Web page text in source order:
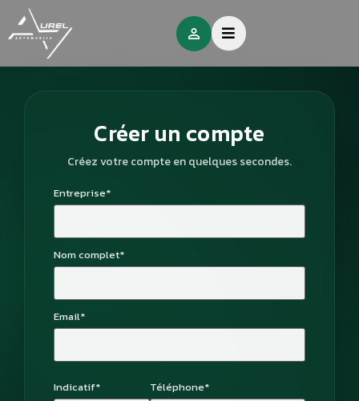
Créer un compte
Créez votre compte en quelques secondes.
Entreprise*
Nom complet*
Email*
Indicatif* Téléphone*